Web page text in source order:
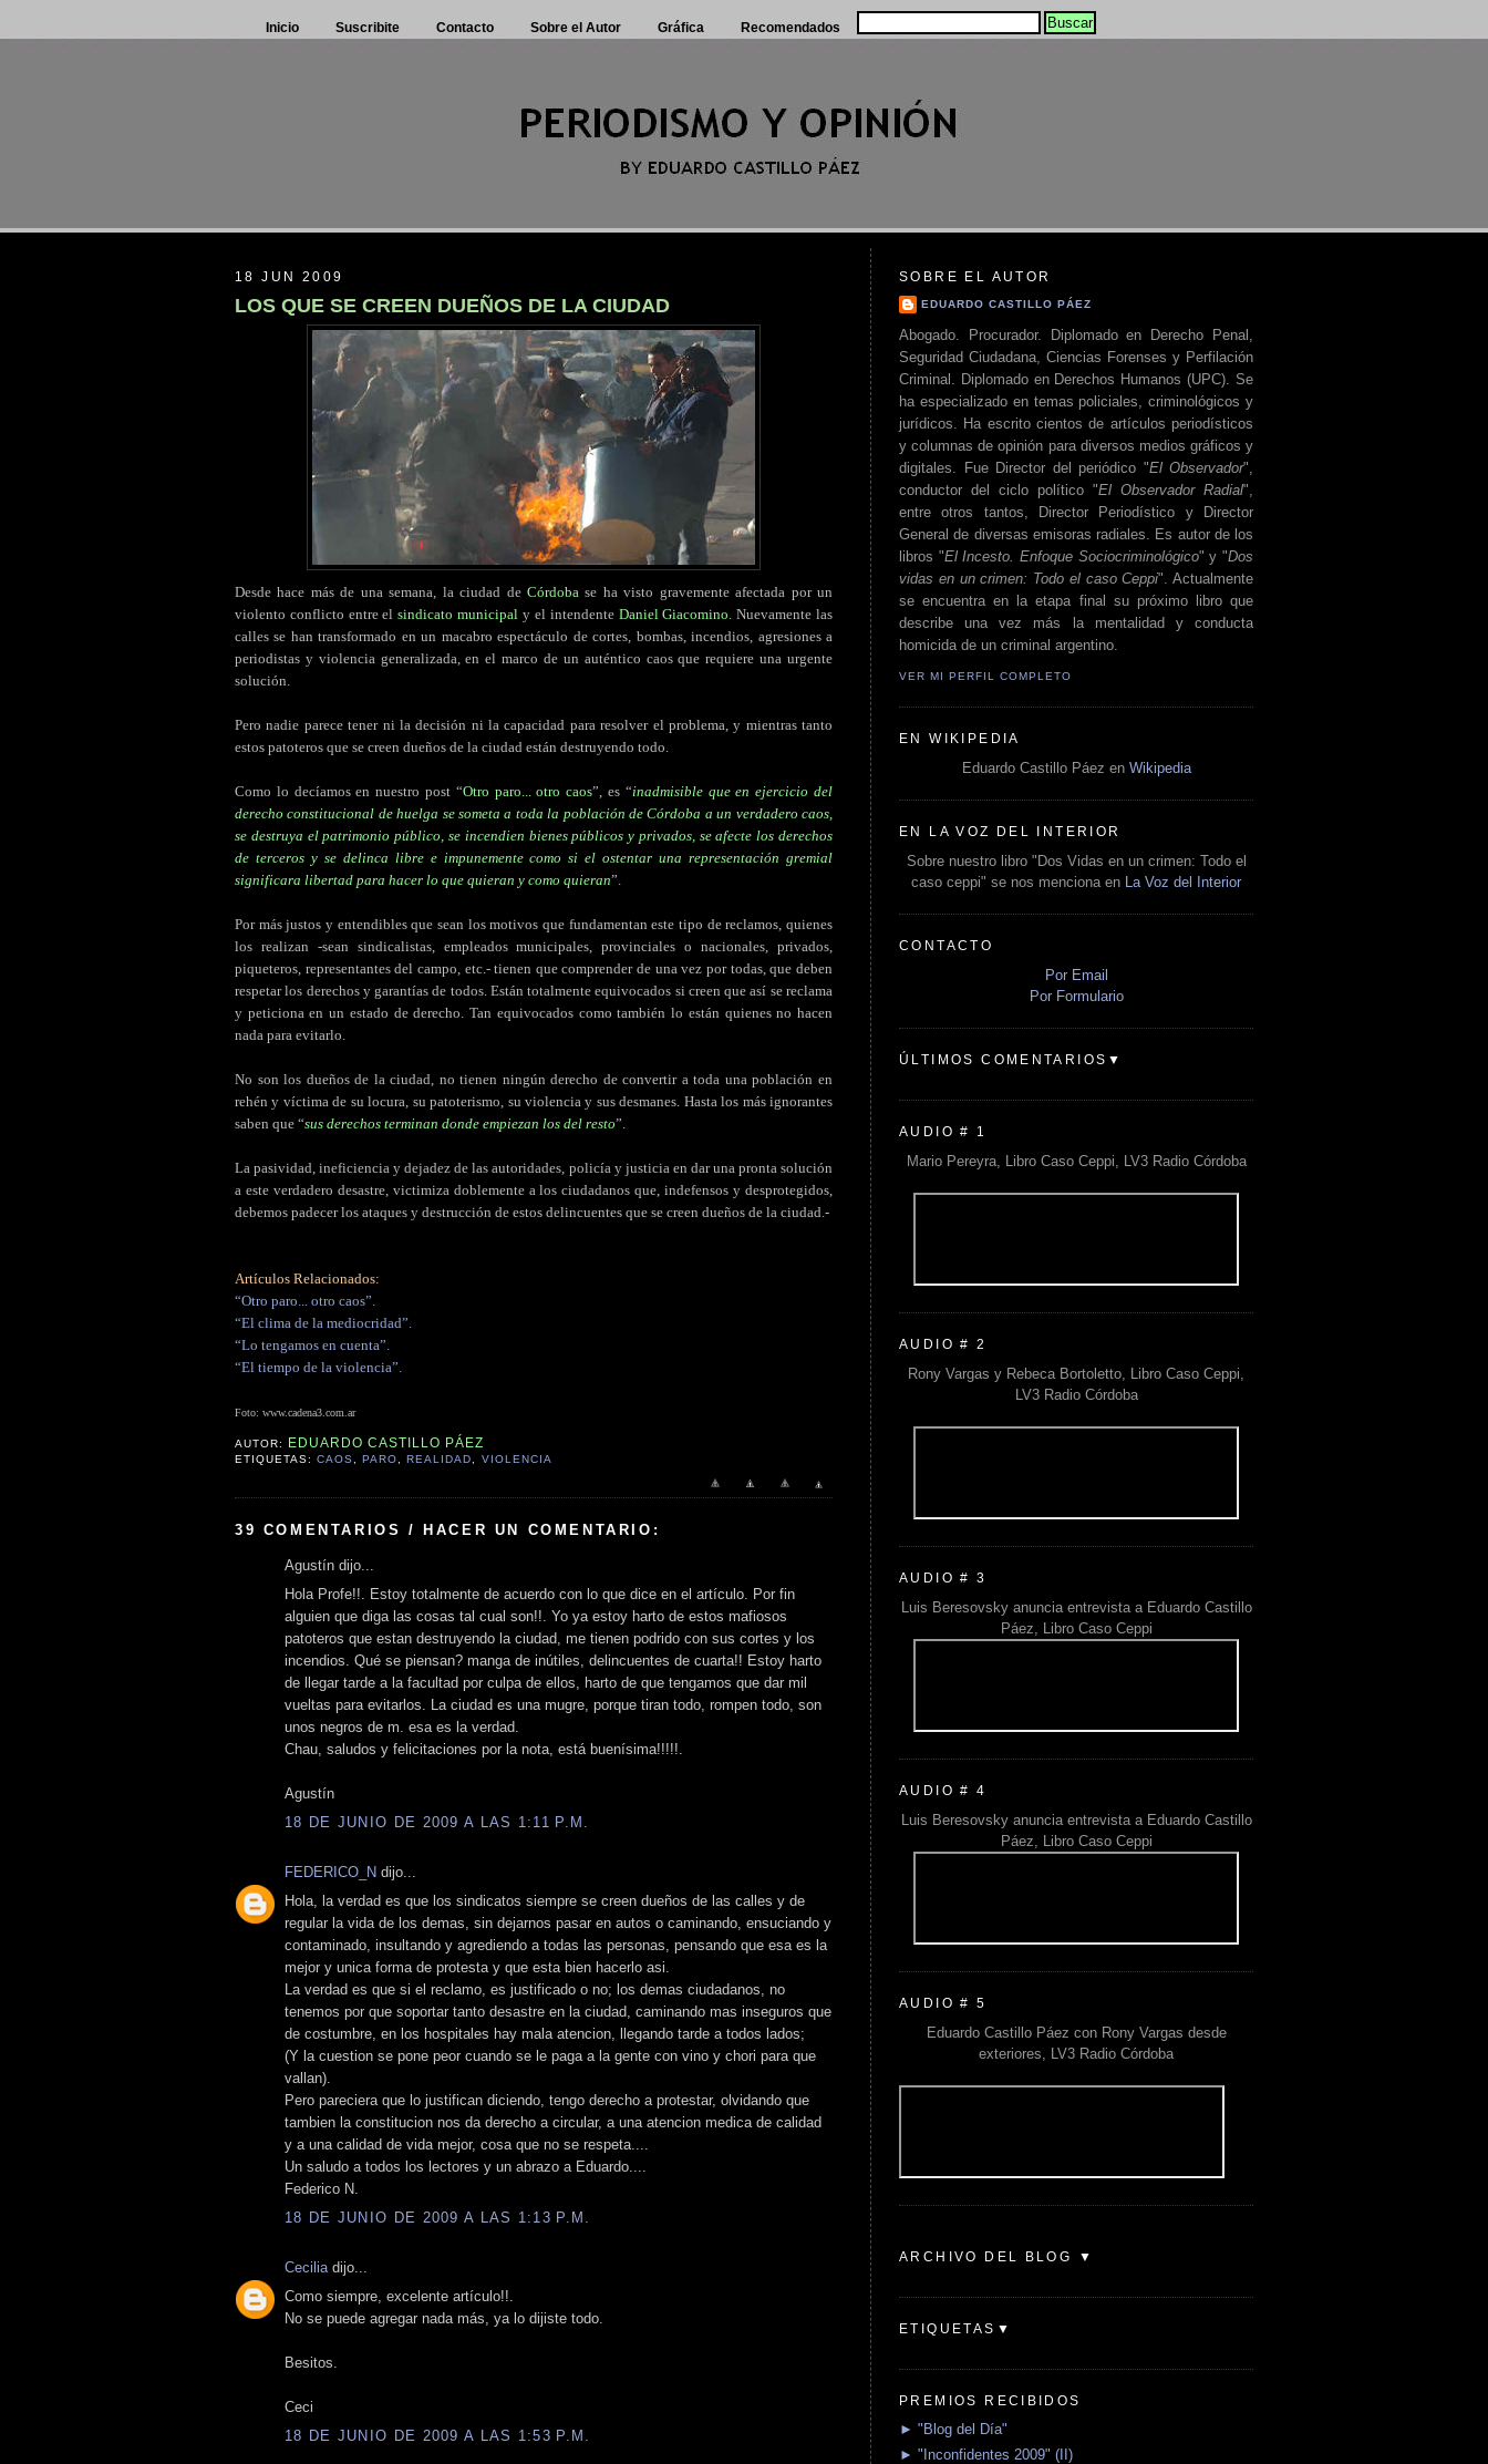
Inicio Suscribite Contacto Sobre el Autor Gráfica Recomendados
18 JUN 2009
LOS QUE SE CREEN DUEÑOS DE LA CIUDAD
Desde hace más de una semana, la ciudad de Córdobase ha visto gravemente afectada por un
violento conflicto entre elsindicato municipal y el intendente Daniel Giacomino. Nuevamente las
calles se han transformado en un macabro espectáculo de cortes, bombas, incendios, agresiones a
periodistas y violencia generalizada, en el marco de un auténtico caos que requiere una urgente
solución.
Pero nadie parece tener ni la decisión ni la capacidad para resolver el problema, y mientras tanto
estos patoteros que se creen dueños de la ciudad están destruyendo todo.
Como lo decíamos en nuestro post “Otro paro... otro caos”, es “inadmisible que en ejercicio del
derecho constitucional de huelga se someta a toda la población de Córdoba a un verdadero caos,
se destruya el patrimonio público, se incendien bienes públicos y privados, se afecte los derechos
de terceros y se delinca libre e impunemente como si el ostentar una representación gremial
significara libertad para hacer lo que quieran y como quieran”.
Por más justos y entendibles que sean los motivos que fundamentan este tipo de reclamos, quienes
los realizan -sean sindicalistas, empleados municipales, provinciales o nacionales, privados,
piqueteros, representantes del campo, etc.- tienen que comprender de una vez por todas, que deben
respetar los derechos y garantías de todos. Están totalmente equivocados si creen que así se reclama
y peticiona en un estado de derecho. Tan equivocados como también lo están quienes no hacen
nada para evitarlo.
No son los dueños de la ciudad, no tienen ningún derecho de convertir a toda una población en
rehén y víctima de su locura, su patoterismo, su violencia y sus desmanes. Hasta los más ignorantes
saben que “sus derechos terminan donde empiezan los del resto”.
La pasividad, ineficiencia y dejadez de las autoridades, policía y justicia en dar una pronta solución
a este verdadero desastre, victimiza doblemente a los ciudadanos que, indefensos y desprotegidos,
debemos padecer los ataques y destrucción de estos delincuentes que se creen dueños de la ciudad.-
Artículos Relacionados:
“Otro paro... otro caos”.
“El clima de la mediocridad”.
“Lo tengamos en cuenta”.
“El tiempo de la violencia”.
Foto: www.cadena3.com.ar
AUTOR: EDUARDO CASTILLO PÁEZ
ETIQUETAS:CAOS ,PARO ,REALIDAD VIOLENCIA
39 COMENTARIOS / HACER UN COMENTARIO:
Agustín dijo...
Hola Profe!!. Estoy totalmente de acuerdo con lo que dice en el artículo. Por fin
alguien que diga las cosas tal cual son!!. Yo ya estoy harto de estos mafiosos
patoteros que estan destruyendo la ciudad, me tienen podrido con sus cortes y los
incendios. Qué se piensan? manga de inútiles, delincuentes de cuarta!! Estoy harto
de llegar tarde a la facultad por culpa de ellos, harto de que tengamos que dar mil
vueltas para evitarlos. La ciudad es una mugre, porque tiran todo, rompen todo, son
unos negros de m. esa es la verdad.
Chau, saludos y felicitaciones por la nota, está buenísima!!!!!.
Agustín
18 DE JUNIO DE 2009 A LAS 1:11 P.M.
FEDERICO_N dijo...
Hola, la verdad es que los sindicatos siempre se creen dueños de las calles y de
regular la vida de los demas, sin dejarnos pasar en autos o caminando, ensuciando y
contaminado, insultando y agrediendo a todas las personas, pensando que esa es la
mejor y unica forma de protesta y que esta bien hacerlo asi.
La verdad es que si el reclamo, es justificado o no; los demas ciudadanos, no
tenemos por que soportar tanto desastre en la ciudad, caminando mas inseguros que
de costumbre, en los hospitales hay mala atencion, llegando tarde a todos lados;
(Y la cuestion se pone peor cuando se le paga a la gente con vino y chori para que
vallan).
Pero pareciera que lo justifican diciendo, tengo derecho a protestar, olvidando que
tambien la constitucion nos da derecho a circular, a una atencion medica de calidad
y a una calidad de vida mejor, cosa que no se respeta....
Un saludo a todos los lectores y un abrazo a Eduardo....
Federico N.
18 DE JUNIO DE 2009 A LAS 1:13 P.M.
Cecilia dijo...
Como siempre, excelente artículo!!.
No se puede agregar nada más, ya lo dijiste todo.
Besitos.
Ceci
18 DE JUNIO DE 2009 A LAS 1:53 P.M.
SOBRE EL AUTOR
EDUARDO CASTILLO PÁEZ
Abogado. Procurador. Diplomado en Derecho Penal,
Seguridad Ciudadana, Ciencias Forenses y Perfilación
Criminal. Diplomado en Derechos Humanos (UPC). Se
ha especializado en temas policiales, criminológicos y
jurídicos. Ha escrito cientos de artículos periodísticos
y columnas de opinión para diversos medios gráficos y
digitales. Fue Director del periódico "El Observador",
conductor del ciclo político "El Observador Radial",
entre otros tantos, Director Periodístico y Director
General de diversas emisoras radiales. Es autor de los
libros "El Incesto. Enfoque Sociocriminológico" y "Dos
vidas en un crimen: Todo el caso Ceppi". Actualmente
se encuentra en la etapa final su próximo libro que
describe una vez más la mentalidad y conducta
homicida de un criminal argentino.
VER MI PERFIL COMPLETO
EN WIKIPEDIA
Eduardo Castillo Páez en Wikipedia
EN LA VOZ DEL INTERIOR
Sobre nuestro libro "Dos Vidas en un crimen: Todo el
caso ceppi" se nos menciona en
La Voz del Interior
CONTACTO
Por Email
Por Formulario
ÚLTIMOS COMENTARIOS▼
AUDIO # 1
Mario Pereyra, Libro Caso Ceppi, LV3 Radio Córdoba
AUDIO # 2
Rony Vargas y Rebeca Bortoletto, Libro Caso Ceppi,
LV3 Radio Córdoba
AUDIO # 3
Luis Beresovsky anuncia entrevista a Eduardo Castillo
Páez, Libro Caso Ceppi
AUDIO # 4
Luis Beresovsky anuncia entrevista a Eduardo Castillo
Páez, Libro Caso Ceppi
AUDIO # 5
Eduardo Castillo Páez con Rony Vargas desde
exteriores, LV3 Radio Córdoba
ARCHIVO DEL BLOG ▼
ETIQUETAS▼
PREMIOS RECIBIDOS
► "Blog del Día"
► "Inconfidentes 2009" (II)